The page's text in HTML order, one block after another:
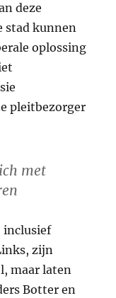
deze
stad kunnen
oplossing
pleitbezorger
met
inclusief
zijn
maar laten
Botter en